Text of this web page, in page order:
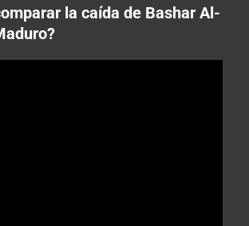
la caída de Bashar Al-